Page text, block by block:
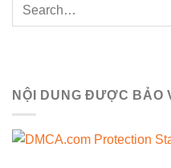
NỘI DUNG ĐƯỢC BẢO